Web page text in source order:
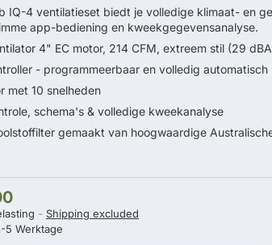
IQ-4 ventilatieset biedt je volledige klimaat- en
app-bediening en kweekgegevensanalyse.
4" EC motor, 214 CFM, extreem stil (29
- programmeerbaar en volledig automatisch
met 10 snelheden
schema's & volledige kweekanalyse
gemaakt van hoogwaardige
Shipping excluded
5 Werktage